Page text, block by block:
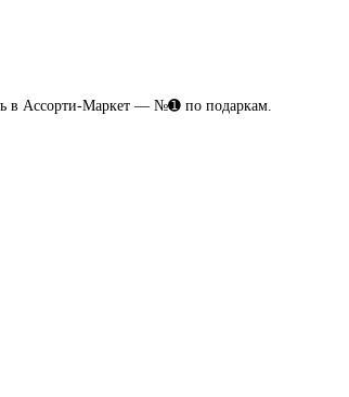
в Ассорти-Маркет — №➊ по подаркам.